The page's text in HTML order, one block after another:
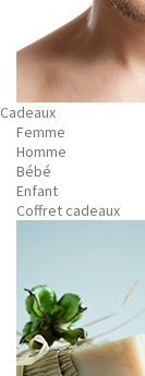
Cadeaux
Femme
Homme
Bébé
Enfant
Coffret cadeaux